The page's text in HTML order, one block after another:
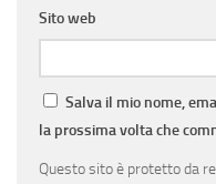
Sito web
Salva il mio nome,
la prossima volta che
Questo sito è protetto da